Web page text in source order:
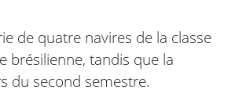
de quatre navires de la classe
brésilienne, tandis que la
du second semestre.